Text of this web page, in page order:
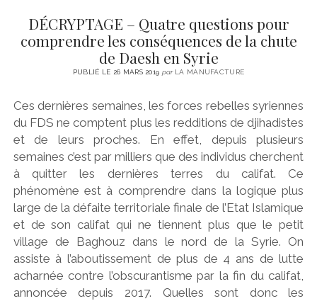
DÉCRYPTAGE – Quatre questions pour
comprendre les conséquences de la chute
de Daesh en Syrie
PUBLIÉ LE 26 MARS 2019 parLA MANUFACTURE
Ces dernières semaines, les forces rebelles syriennes
du FDS ne comptent plus les redditions de djihadistes
et de leurs proches. En effet, depuis plusieurs
semaines c’est par milliers que des individus cherchent
à quitter les dernières terres du califat. Ce
phénomène est à comprendre dans la logique plus
large de la défaite territoriale finale de l’Etat Islamique
et de son califat qui ne tiennent plus que le petit
village de Baghouz dans le nord de la Syrie. On
assiste à l’aboutissement de plus de 4 ans de lutte
acharnée contre l’obscurantisme par la fin du califat,
annoncée depuis 2017. Quelles sont donc les